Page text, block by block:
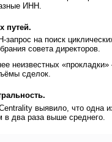
ИНН.
путей.
запрос на поиск
совета директоров.
неизвестных
сделок.
выявило, что одна
два раза выше среднего.